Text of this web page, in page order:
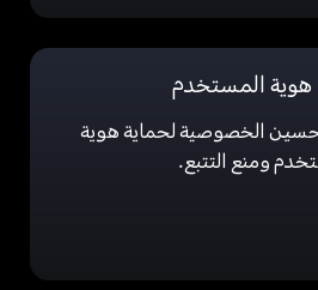
هوية المستخدم
الخصوصية لحماية هوية
ومنع التتبع.